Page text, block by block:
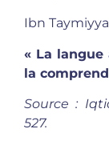
Ibn
« La
la
Source :
527.